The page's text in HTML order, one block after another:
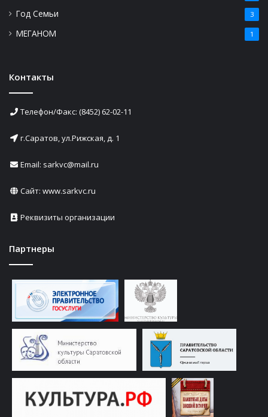
Год Семьи 3
МЕГАНОМ 1
Контакты
Телефон/Факс: (8452) 62-02-11
г.Саратов, ул.Рижская, д. 1
Email: sarkvc@mail.ru
Сайт: www.sarkvc.ru
Реквизиты организации
Партнеры